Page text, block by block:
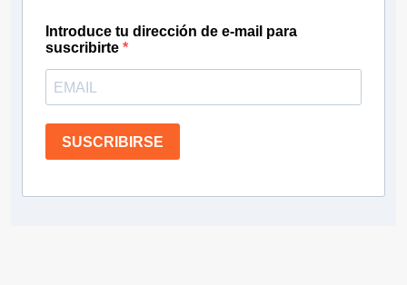
Introduce tu dirección de e-mail para
suscribirte
SUSCRIBIRSE